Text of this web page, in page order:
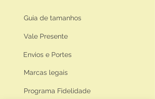
Guia de tamanhos
Vale Presente
Envios e Portes
Marcas legais
Programa Fidelidade